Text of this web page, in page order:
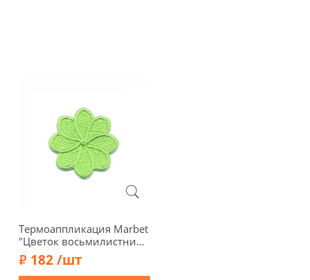
Термоаппликация Marbet
"Цветок восьмилистник",
3 х 3 см, салатовый,
569205.K
182 /шт